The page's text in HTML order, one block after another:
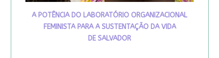
A POTÊNCIA DO LABORATÓRIO ORGANIZACIONAL
FEMINISTA PARA A SUSTENTAÇÃO DA VIDA
DE SALVADOR